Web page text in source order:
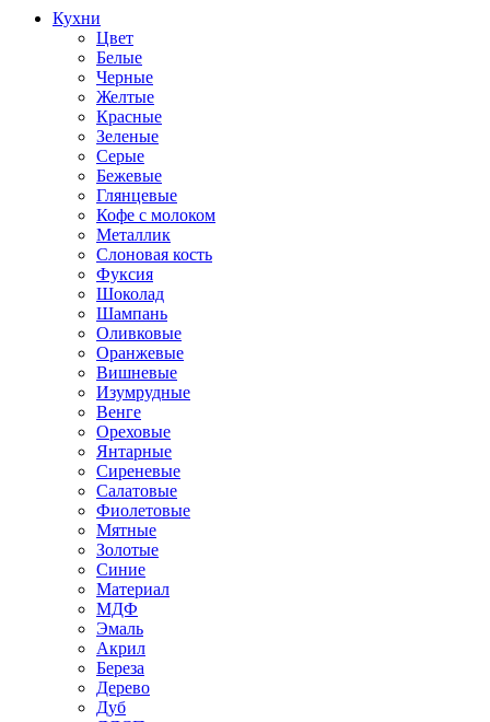
Кухни
Цвет
Белые
Черные
Желтые
Красные
Зеленые
Серые
Бежевые
Глянцевые
Кофе с молоком
Металлик
Слоновая кость
Фуксия
Шоколад
Шампань
Оливковые
Оранжевые
Вишневые
Изумрудные
Венге
Ореховые
Янтарные
Сиреневые
Салатовые
Фиолетовые
Мятные
Золотые
Синие
Материал
МДФ
Эмаль
Акрил
Береза
Дерево
Дуб